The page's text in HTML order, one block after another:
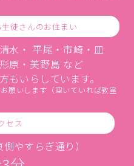
徒さんのお住まい
水・ 平尾・市崎・皿
原・美野島 など
もいらしています。
願いします（空いていれば教室
セス
やすらぎ通り）